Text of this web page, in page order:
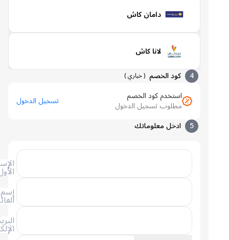
دامان كاش
لانا كاش
كود الخصم (خياري )
استخدم كود الخصم
مطلوب تسجيل الدخول
تسجيل الدخول
ادخل معلوماتك
العائلة
الإلكتروني